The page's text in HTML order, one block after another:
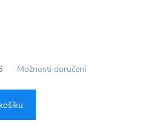
Možnosti doručení